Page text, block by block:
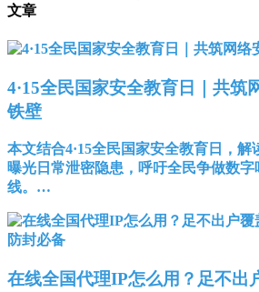
文章
4·15全民国家安全教育日｜共筑
铁壁
本文结合4·15全民国家安全教育日，解
曝光日常泄密隐患，呼吁全民争做数
线。…
在线全国代理IP怎么用？足不出